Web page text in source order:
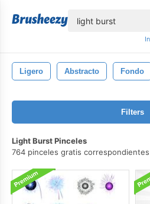
Ligero Abstracto Fondo
Filters
Light Burst Pinceles
764 pinceles gratis correspondientes